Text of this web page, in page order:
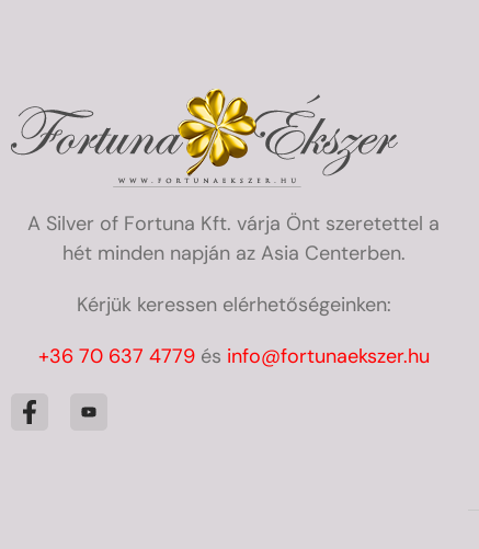
A Silver of Fortuna Kft. várja Önt szeretettel a
hét minden napján az Asia Centerben.
Kérjük keressen elérhetőségeinken:
+36 70 637 4779és info@fortunaekszer.hu